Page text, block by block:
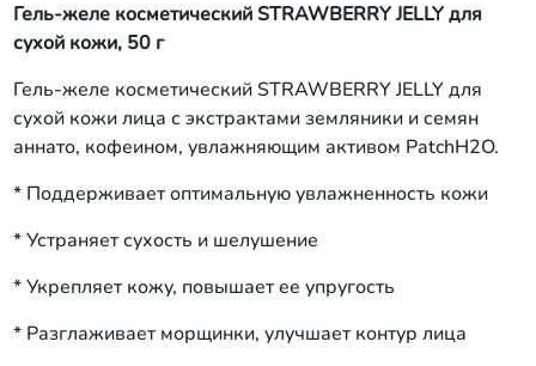
Гель-желе косметический STRAWBERRY JELLY для
сухой кожи, 50 г
Гель-желе косметический STRAWBERRY JELLY для
сухой кожи лица с экстрактами земляники и семян
аннато, кофеином, увлажняющим активом PatchH2O.
* Поддерживает оптимальную увлажненность кожи
* Устраняет сухость и шелушение
* Укрепляет кожу, повышает ее упругость
* Разглаживает морщинки, улучшает контур лица